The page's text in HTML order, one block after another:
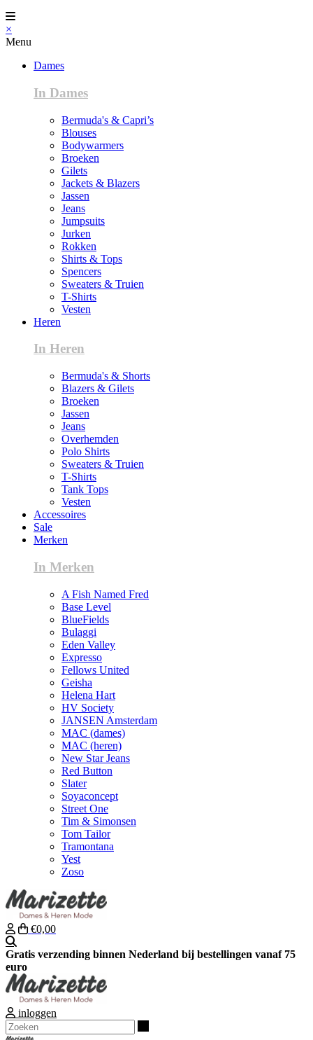
×
Menu
Dames
In Dames
Bermuda's & Capri’s
Blouses
Bodywarmers
Broeken
Gilets
Jackets & Blazers
Jassen
Jeans
Jumpsuits
Jurken
Rokken
Shirts & Tops
Spencers
Sweaters & Truien
T-Shirts
Vesten
Heren
In Heren
Bermuda's & Shorts
Blazers & Gilets
Broeken
Jassen
Jeans
Overhemden
Polo Shirts
Sweaters & Truien
T-Shirts
Tank Tops
Vesten
Accessoires
Sale
Merken
In Merken
A Fish Named Fred
Base Level
BlueFields
Bulaggi
Eden Valley
Expresso
Fellows United
Geisha
Helena Hart
HV Society
JANSEN Amsterdam
MAC (dames)
MAC (heren)
New Star Jeans
Red Button
Slater
Soyaconcept
Street One
Tim & Simonsen
Tom Tailor
Tramontana
Yest
Zoso
€0,00
Gratis verzending binnen Nederland bij bestellingen vanaf 75
euro
inloggen